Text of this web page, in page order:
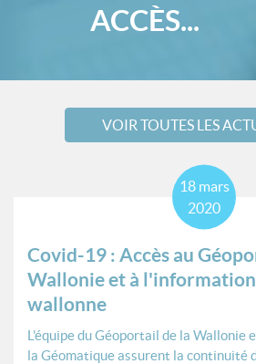
ACCÈS...
VOIR TOUTES LES
Covid-19 : Accès au
Wallonie et à
wallonne
18 mars
2020
L'équipe du Géoportail de la Wallonie
la Géomatique assurent la continuité